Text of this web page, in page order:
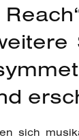
sich